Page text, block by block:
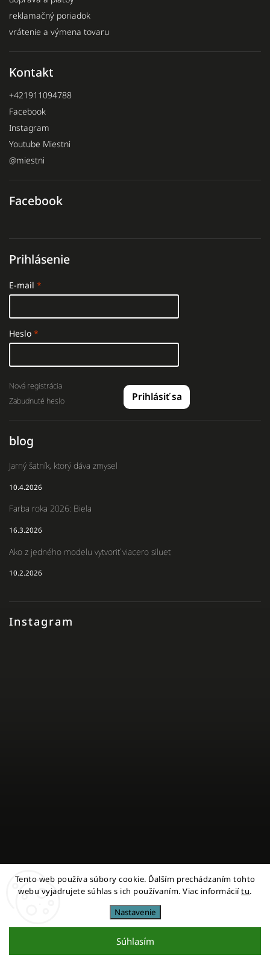
Tento web používa súbory cookie. Ďalším prechádzaním tohto
webu vyjadrujete súhlas s ich používaním. Viac informáciítu.
Nastavenie
Súhlasím
reklamačný poriadok
vrátenie a výmena tovaru
Kontakt
+421911094788
Facebook
Instagram
Youtube Miestni
@miestni
Facebook
Instagram
Sledovať na Instagrame
Prihlásenie
E-mail
Heslo
Prihlásiť sa
Nová registrácia
Zabudnuté heslo
blog
Jarný šatník, ktorý dáva zmysel
10.4.2026
Farba roka 2026: Biela
16.3.2026
Ako z jedného modelu vytvoriť viacero siluet
10.2.2026
Copyright 2026miestni. Všetky práva vyhradené.
Upraviť nastavenie cookies